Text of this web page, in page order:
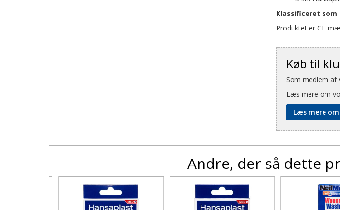
Klassificeret som
Produktet er CE-
Køb til
Som medlem af
Læs mere om
Læs mere
Andre, der så dette